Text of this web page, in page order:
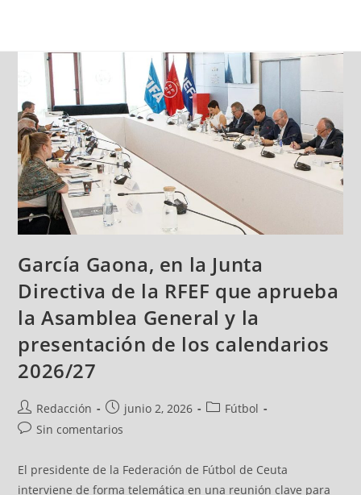
García Gaona, en la Junta
Directiva de la RFEF que aprueba
la Asamblea General y la
presentación de los calendarios
2026/27
Redacción junio 2, 2026
Fútbol
Sin comentarios
El presidente de la Federación de Fútbol de Ceuta
interviene de forma telemática en una reunión clave para